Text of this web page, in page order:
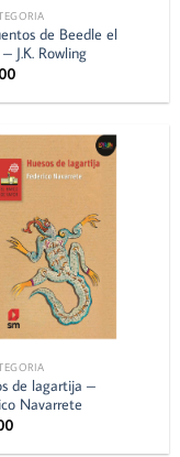
de Beedle el
J.K. Rowling
de lagartija –
Navarrete